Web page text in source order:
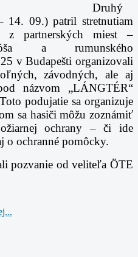
Druhý
14. 09.) patril stretnutiam
z partnerských miest –
a rumunského
v Budapešti organizovali
závodných,ale aj
názvom „LÁNGTÉR“
podujatie sa organizuje
sa hasiči môžu zoznámiť
ochrany – či ide
o ochranné pomôcky.
pozvanie od veliteľa ÖTE